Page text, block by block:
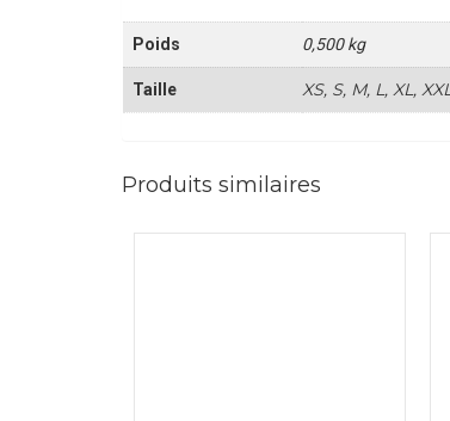
Poids 0,500 kg
Taille XS, S, M, L, XL, XXL
Produits similaires